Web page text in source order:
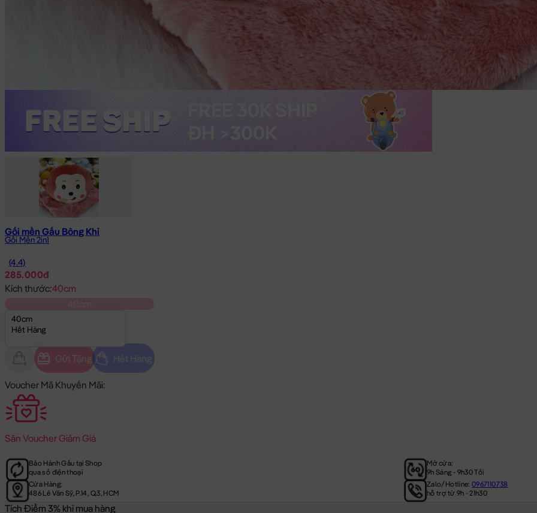
Gối mền Gấu Bông Khỉ
Gối Mền 2in1
(4.4)
285.000đ
Kích thước:40cm
40cm
Hết Hàng
Gửi Tặng Hết Hàng
Voucher Mã Khuyến Mãi:
Săn Voucher Giảm Giá
Bảo Hành Gấu tại Shop
qua số điện thoại
Mở cửa:
9h Sáng - 9h30 Tối
Cửa Hàng:
486 Lê Văn Sỹ, P.14, Q.3, HCM
Zalo/Hotline:0967110738
hỗ trợ từ 9h - 21h30
Tích Điểm 3% khi mua hàng